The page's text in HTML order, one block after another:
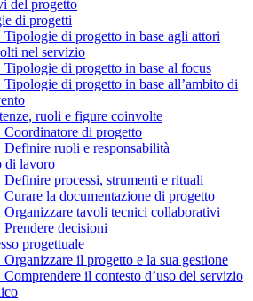
del progetto
di progetti
Tipologie di progetto in base agli attori
nel servizio
Tipologie di progetto in base al focus
Tipologie di progetto in base all’ambito di
ruoli e figure coinvolte
Coordinatore di progetto
Definire ruoli e responsabilità
di lavoro
Definire processi, strumenti e rituali
Curare la documentazione di progetto
Organizzare tavoli tecnici collaborativi
Prendere decisioni
progettuale
Organizzare il progetto e la sua gestione
Comprendere il contesto d’uso del servizio